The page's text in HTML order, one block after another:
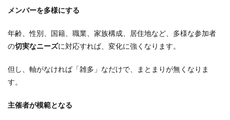
メンバーを多様にする
年齢、性別、国籍、職業、家族構成、居住地など、多様な参加者
の切実なニーズに対応すれば、変化に強くなります。
但し、軸がなければ「雑多」なだけで、まとまりが無くなりま
す。
主催者が模範となる